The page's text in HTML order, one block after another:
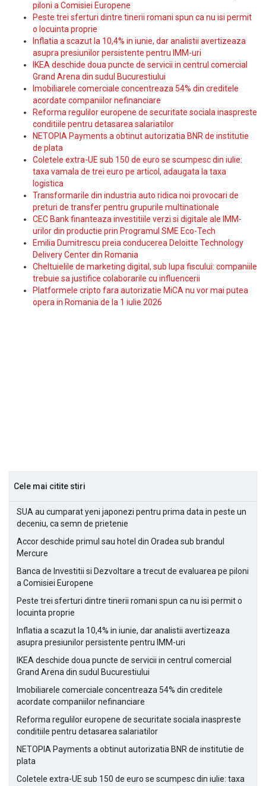
piloni a Comisiei Europene
Peste trei sferturi dintre tinerii romani spun ca nu isi permit
o locuinta proprie
Inflatia a scazut la 10,4% in iunie, dar analistii avertizeaza
asupra presiunilor persistente pentru IMM-uri
IKEA deschide doua puncte de servicii in centrul comercial
Grand Arena din sudul Bucurestiului
Imobiliarele comerciale concentreaza 54% din creditele
acordate companiilor nefinanciare
Reforma regulilor europene de securitate sociala inaspreste
conditiile pentru detasarea salariatilor
NETOPIA Payments a obtinut autorizatia BNR de institutie
de plata
Coletele extra-UE sub 150 de euro se scumpesc din iulie:
taxa vamala de trei euro pe articol, adaugata la taxa
logistica
Transformarile din industria auto ridica noi provocari de
preturi de transfer pentru grupurile multinationale
CEC Bank finanteaza investitiile verzi si digitale ale IMM-
urilor din productie prin Programul SME Eco-Tech
Emilia Dumitrescu preia conducerea Deloitte Technology
Delivery Center din Romania
Cheltuielile de marketing digital, sub lupa fiscului: companiile
trebuie sa justifice colaborarile cu influencerii
Platformele cripto fara autorizatie MiCA nu vor mai putea
opera in Romania de la 1 iulie 2026
Cele mai citite stiri
SUA au cumparat yeni japonezi pentru prima data in peste un
deceniu, ca semn de prietenie
Accor deschide primul sau hotel din Oradea sub brandul
Mercure
Banca de Investitii si Dezvoltare a trecut de evaluarea pe piloni
a Comisiei Europene
Peste trei sferturi dintre tinerii romani spun ca nu isi permit o
locuinta proprie
Inflatia a scazut la 10,4% in iunie, dar analistii avertizeaza
asupra presiunilor persistente pentru IMM-uri
IKEA deschide doua puncte de servicii in centrul comercial
Grand Arena din sudul Bucurestiului
Imobiliarele comerciale concentreaza 54% din creditele
acordate companiilor nefinanciare
Reforma regulilor europene de securitate sociala inaspreste
conditiile pentru detasarea salariatilor
NETOPIA Payments a obtinut autorizatia BNR de institutie de
plata
Coletele extra-UE sub 150 de euro se scumpesc din iulie: taxa